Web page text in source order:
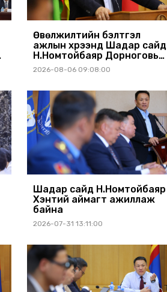
Өвөлжилтийн бэлтгэл
ажлын хүрээнд Шадар сайд
Н.Номтойбаяр Дорноговь
аймагт ажиллав
2026-08-06 09:08:00
Шадар сайд Н.Номтойбаяр
Хэнтий аймагт ажиллаж
байна
2026-07-31 13:11:00